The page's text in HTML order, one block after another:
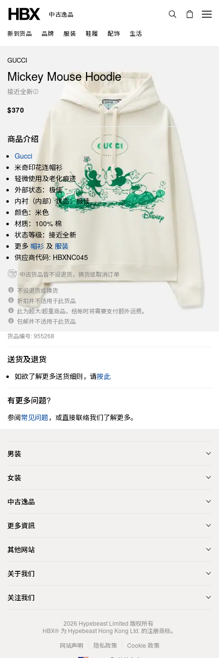
中古逸品
新到货品 品牌 服装 鞋履 配饰 生活
GUCCI
Mickey Mouse Hoodie
接近全新
$370
商品介绍
Gucci
米奇印花连帽衫
轻微使用及老化痕迹
外部状态：极佳
内衬（内部）状态：极佳
颜色：米色
材质：100% 棉
状态等级：接近全新
更多 帽衫 及 服装
供应商代码: HBXNC045
中古货品皆不设退货，换货或取消订单
不设退货或换货
折扣并不适用于此货品
此为超大/超重商品，结帐时将需要支付额外运费。
包邮并不适用于此货品
货品编号: 955268
送货及退货
如欲了解更多送货细则，请按此
有更多问题?
参阅常见问题，或直接联络我们了解更多。
男装
女装
中古逸品
更多資訊
其他网站
关于我们
关注我们
2026 Hypebeast Limited 版权所有
HBX® 为 Hypebeast Hong Kong Ltd. 的注册商标。
网站声明
隐私政策
Cookie 政策